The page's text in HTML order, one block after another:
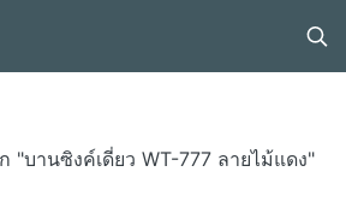
"บานซิงค์เดี่ยว WT-777 ลายไม้แดง"